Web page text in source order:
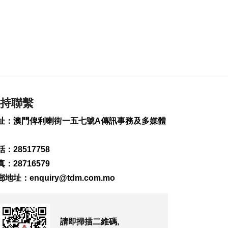
2026-08-07 19:27
2026-08-07 19:24
治療
聯繫
：澳門俾利喇街一五七號A傳訊事務及多媒體
：28517758
：28716579
地址： enquiry@tdm.com.mo
請即掃描二維碼,